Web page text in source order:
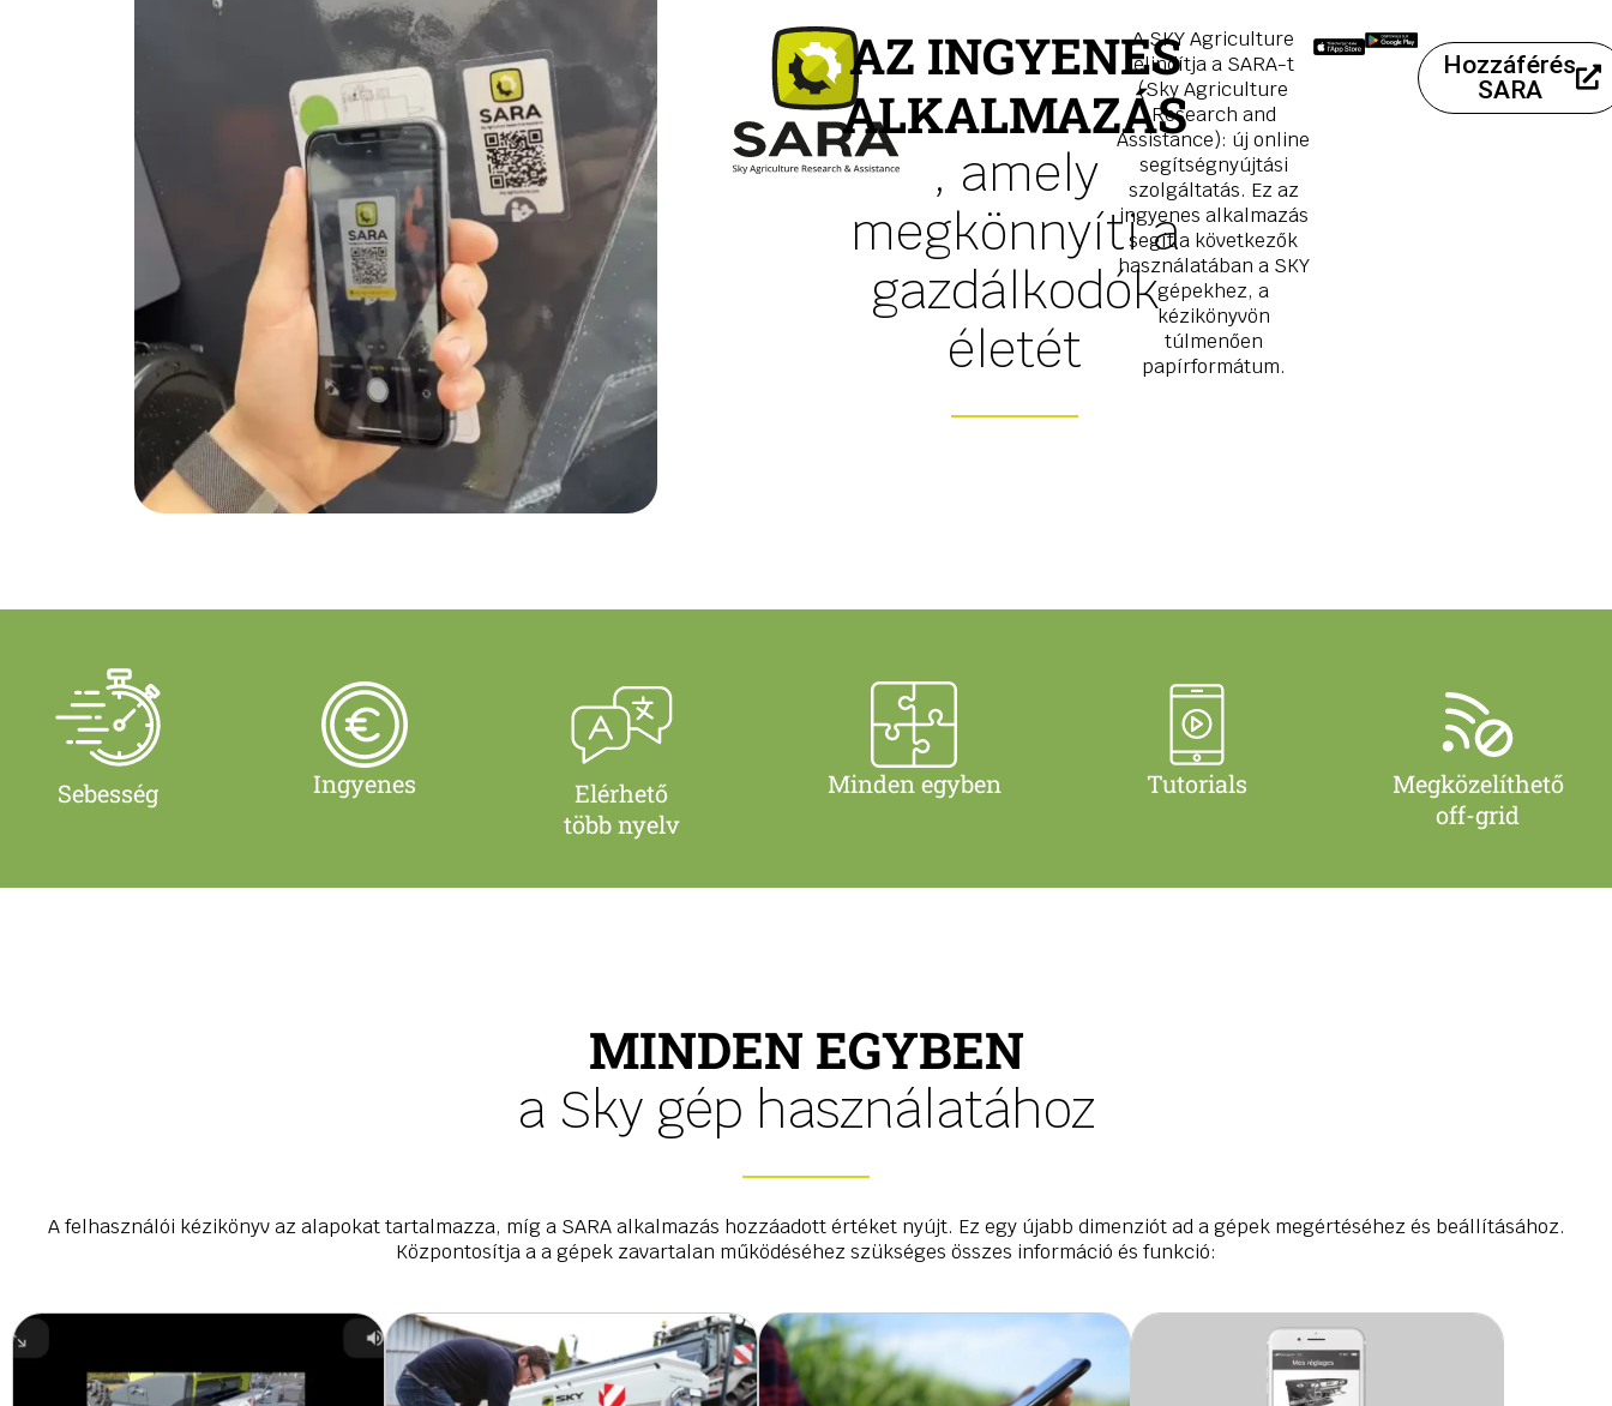
AZ INGYENES
ALKALMAZÁS
, amely
megkönnyíti a
gazdálkodók
életét
A SKY Agriculture
elindítja a SARA-t
(Sky Agriculture
Research and
Assistance): új online
segítségnyújtási
szolgáltatás. Ez az
ingyenes alkalmazás
segít a következők
használatában a SKY
gépekhez, a
kézikönyvön
túlmenően
papírformátum.
Hozzáférés
SARA
Sebesség Ingyenes
Elérhető
több nyelv
Minden egyben Tutorials
Megközelíthető
off-grid
MINDEN EGYBEN
a Sky gép használatához
A felhasználói kézikönyv az alapokat tartalmazza, míg a SARA alkalmazás hozzáadott értéket nyújt. Ez egy újabb dimenziót ad a gépek megértéséhez és beállításához.
Központosítja a a gépek zavartalan működéséhez szükséges összes információ és funkció: